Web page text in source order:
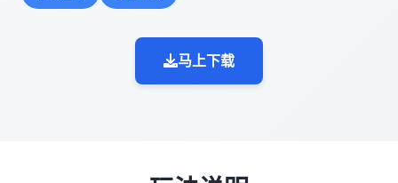
马上下载